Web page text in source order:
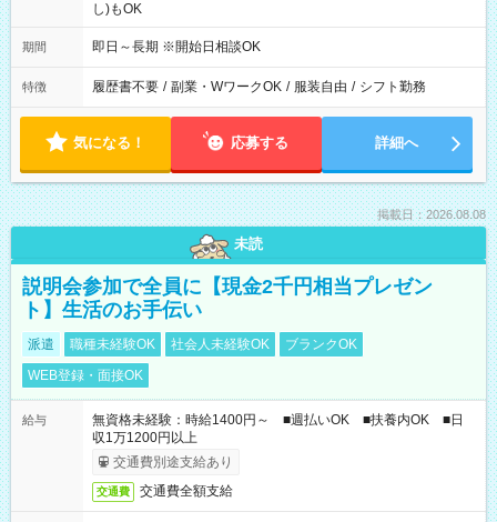
し)もOK
期間 即日～長期 ※開始日相談OK
特徴 履歴書不要 / 副業・WワークOK / 服装自由 / シフト勤務
気になる！ 応募する 詳細へ
掲載日：2026.08.08
未読
説明会参加で全員に【現金2千円相当プレゼン
ト】生活のお手伝い
派遣 職種未経験OK 社会人未経験OK
ブランクOK
WEB登録・面接OK
給与
無資格未経験：時給1400円～ ■週払いOK ■扶養内OK ■日
収1万1200円以上
交通費別途支給あり
交通費 交通費全額支給